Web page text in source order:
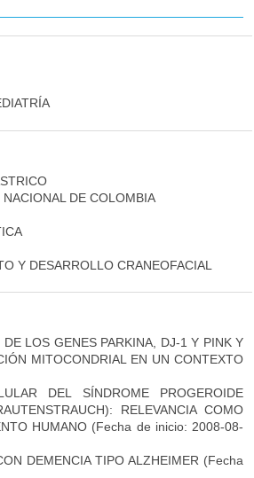
DE COLOMBIA
Y DESARROLLO CRANEOFACIAL
LOS GENES PARKINA, DJ-1 Y PINK Y
MITOCONDRIAL EN UN CONTEXTO
DEL SÍNDROME PROGEROIDE
RELEVANCIA COMO
HUMANO (Fecha de inicio: 2008-08-
DEMENCIA TIPO ALZHEIMER (Fecha